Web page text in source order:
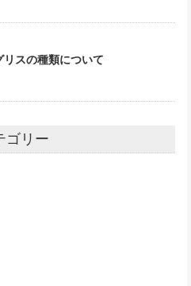
スの種類について
ゴリー